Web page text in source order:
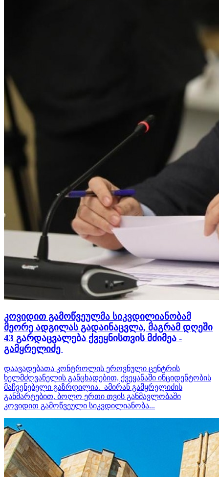
კოვიდით გამოწვეულმა სიკვდილიანობამ
მეორე ადგილას გადაინაცვლა, მაგრამ დღეში
43 გარდაცვალება ქვეყნისთვის მძიმეა -
გამყრელიძე
დაავადებათა კონტროლის ეროვნული ცენტრის
ხელმძღვანელის განცხადებით, ქვეყანაში ინციდენტობის
მაჩვენებელი გაზრდილია. ამირან გამყრელიძის
განმარტებით, ბოლო ერთი თვის განმავლობაში
კოვიდით გამოწვეული სიკვდილიანობა...